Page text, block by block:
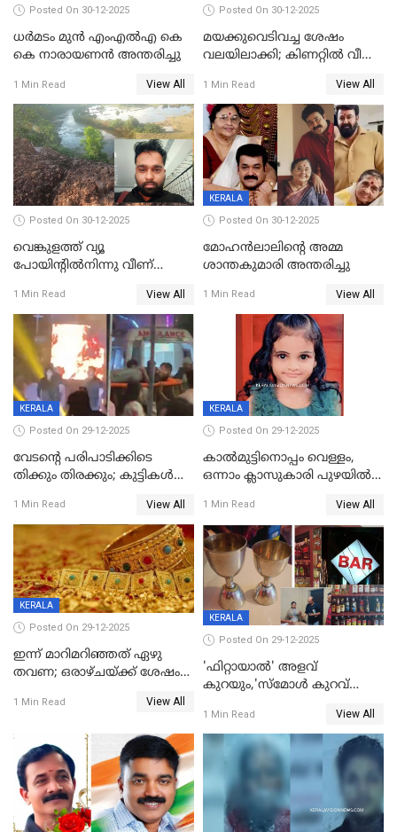
Posted On 30-12-2025
ധർമടം മുൻ എംഎല്‍എ കെ
കെ നാരായണന്‍ അന്തരിച്ചു
1 Min Read View All
Posted On 30-12-2025
മയക്കുവെടിവച്ച ശേഷം
വലയിലാക്കി; കിണറ്റിൽ വീണ
1 Min Read View All
Posted On 30-12-2025
വെങ്കുളത്ത് വ്യൂ
പോയിന്റിൽനിന്നു വീണ്
1 Min Read View All
KERALA
Posted On 30-12-2025
മോഹന്‍ലാലിന്‍റെ അമ്മ
ശാന്തകുമാരി അന്തരിച്ചു
1 Min Read View All
KERALA
Posted On 29-12-2025
വേടന്റെ പരിപാടിക്കിടെ
തിക്കും തിരക്കും; കുട്ടികള്‍
പരിക്ക്; പാളം മറികടന്ന
യുവാവ് ട്രെയിന്‍ തട്ടി മരിച്ചു
1 Min Read View All
KERALA
Posted On 29-12-2025
കാൽമുട്ടിനൊപ്പം വെള്ളം,
ഒന്നാം ക്ലാസുകാരി പുഴയിൽ
കുട്ടികൾക്കൊപ്പം
കളിക്കുന്നതിനിടെ
1 Min Read View All
KERALA
Posted On 29-12-2025
ഇന്ന് മാറിമറിഞ്ഞത് ഏഴു
തവണ; ഒരാഴ്ചയ്ക്ക് ശേഷം
1 Min Read View All
KERALA
Posted On 29-12-2025
'ഫിറ്റായാൽ' അളവ്
കുറയും,'സ്‌മോൾ കുറവ്
പിഴ
1 Min Read View All